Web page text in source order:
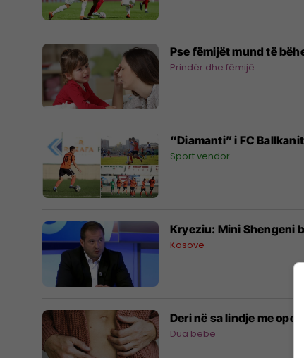
Pse fëmijët mund të
Prindër dhe fëmijë
“Diamanti” i FC
Sport vendor
Kryeziu: Mini Shengeni
Kosovë
Deri në sa lindje me
Dua bebe